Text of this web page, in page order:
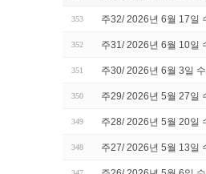
353 주32/ 2026년 6월 17일
352 주31/ 2026년 6월 10일
351 주30/ 2026년 6월 3일
350 주29/ 2026년 5월 27일
349 주28/ 2026년 5월 20일
348 주27/ 2026년 5월 13일